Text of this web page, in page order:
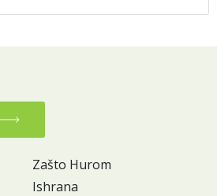
Zašto Hurom
Ishrana